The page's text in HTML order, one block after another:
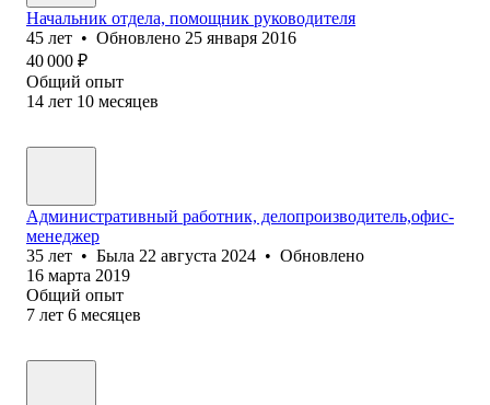
Начальник отдела, помощник руководителя
45 лет • Обновлено 25 января 2016
40 000 ₽
Общий опыт
14 лет 10 месяцев
Административный работник, делопроизводитель,офис-
менеджер
35 лет • Была 22 августа 2024 • Обновлено
16 марта 2019
Общий опыт
7 лет 6 месяцев